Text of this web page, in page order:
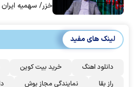
خزر/ سهمیه
لینک های مفید
دانلود اهنگ خرید بیت کوین
راز بقا
نمایندگی مجاز بوش